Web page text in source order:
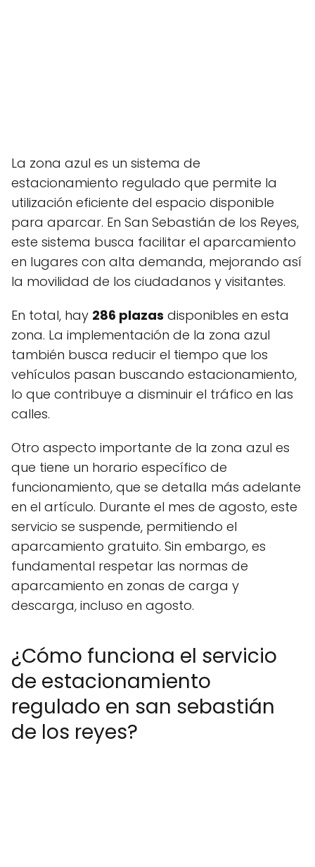
La zona azul es un sistema de
estacionamiento regulado que permite la
utilización eficiente del espacio disponible
para aparcar. En San Sebastián de los Reyes,
este sistema busca facilitar el aparcamiento
en lugares con alta demanda, mejorando así
la movilidad de los ciudadanos y visitantes.
En total, hay 286 plazas disponibles en esta
zona. La implementación de la zona azul
también busca reducir el tiempo que los
vehículos pasan buscando estacionamiento,
lo que contribuye a disminuir el tráfico en las
calles.
Otro aspecto importante de la zona azul es
que tiene un horario específico de
funcionamiento, que se detalla más adelante
en el artículo. Durante el mes de agosto, este
servicio se suspende, permitiendo el
aparcamiento gratuito. Sin embargo, es
fundamental respetar las normas de
aparcamiento en zonas de carga y
descarga, incluso en agosto.
¿Cómo funciona el servicio
de estacionamiento
regulado en san sebastián
de los reyes?